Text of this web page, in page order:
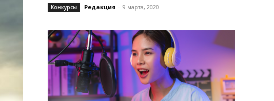
Конкурсы Редакция - 9 марта, 2020